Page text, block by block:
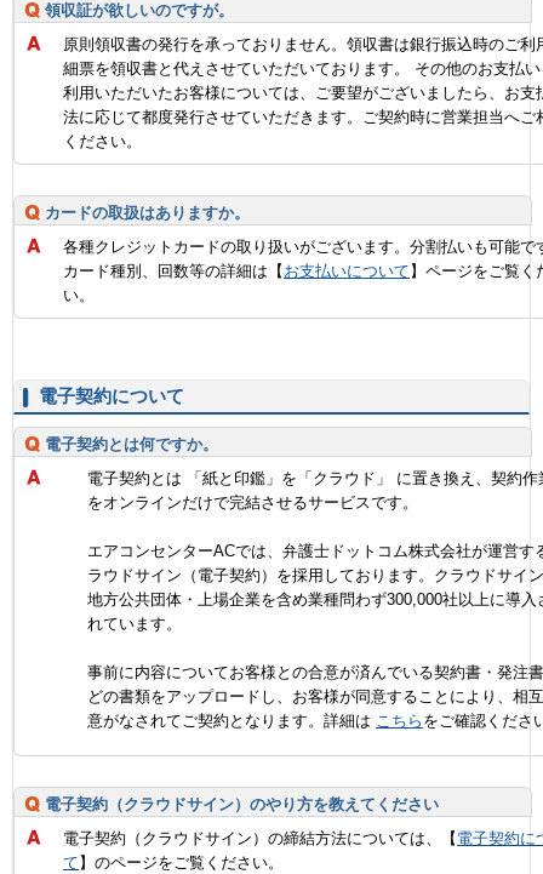
領収証が欲しいのですが。
原則領収書の発行を承っておりません。領収書は銀行振込時のご利
細票を領収書と代えさせていただいております。 その他のお支払
利用いただいたお客様については、ご要望がございましたら、お支
法に応じて都度発行させていただきます。ご契約時に営業担当へご
ください。
カードの取扱はありますか。
各種クレジットカードの取り扱いがございます。分割払いも可能で
カード種別、回数等の詳細は【 お支払いについて 】ページをご覧く
い。
電子契約について
電子契約とは何ですか。
電子契約とは 「紙と印鑑」を「クラウド」 に置き換え、契約作
をオンラインだけで完結させるサービスです。
エアコンセンターACでは、弁護士ドットコム株式会社が運営す
ラウドサイン（電子契約）を採用しております。クラウドサイ
地方公共団体・上場企業を含め業種問わず300,000社以上に導入
れています。
事前に内容についてお客様との合意が済んでいる契約書・発注
どの書類をアップロードし、お客様が同意することにより、相
意がなされてご契約となります。詳細は こちら をご確認くださ
電子契約（クラウドサイン）のやり方を教えてください
電子契約（クラウドサイン）の締結方法については、【 電子契約に
て 】のページをご覧ください。